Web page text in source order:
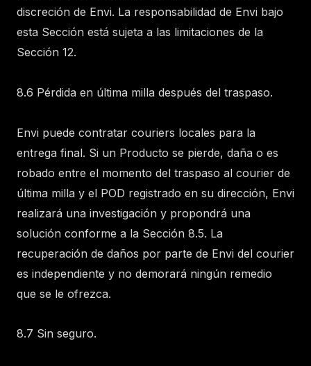
discreción de Envi. La responsabilidad de Envi bajo
esta Sección está sujeta a las limitaciones de la
Sección 12.
8.6 Pérdida en última milla después del traspaso.
Envi puede contratar couriers locales para la
entrega final. Si un Producto se pierde, daña o es
robado entre el momento del traspaso al courier de
última milla y el POD registrado en su dirección, Envi
realizará una investigación y propondrá una
solución conforme a la Sección 8.5. La
recuperación de daños por parte de Envi del courier
es independiente y no demorará ningún remedio
que se le ofrezca.
8.7 Sin seguro.